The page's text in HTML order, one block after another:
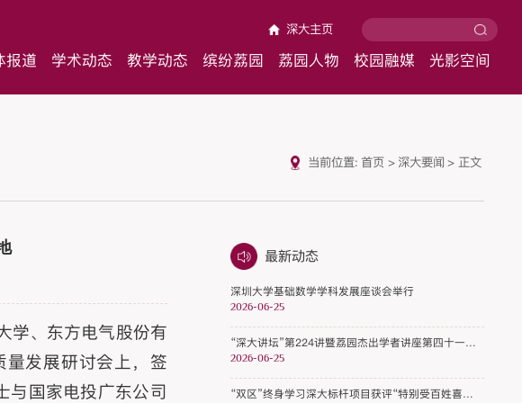
深大主页
报道 学术动态 教学动态 缤纷荔园 荔园人物 校园融媒 光影空间
当前位置: 首页 > 深大要闻 > 正文
学、东方电气股份有
发展研讨会上，签
与国家电投广东公司
最新动态
深圳大学基础数学学科发展座谈会举行
2026-06-25
“深大讲坛”第224讲暨荔园杰出学者讲座第四十一期开讲
2026-06-25
“双区”终身学习深大标杆项目获评“特别受百姓喜爱的终身学习品牌项目”